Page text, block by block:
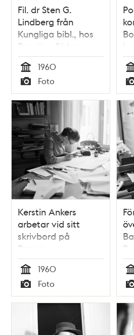
Fil. dr Sten G.
Lindberg från
Kungliga bibl., hos
Bonniers förlag,
Sveavägen 56
Tid
1960
Typ
Foto Tid
Kerstin Ankers
arbetar vid sitt
skrivbord på
Bonniers
konstnärliga
avdelning
Tid
1960
Typ
Foto Tid